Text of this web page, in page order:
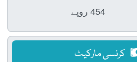
454 روپے
کرنسی مارکیٹ